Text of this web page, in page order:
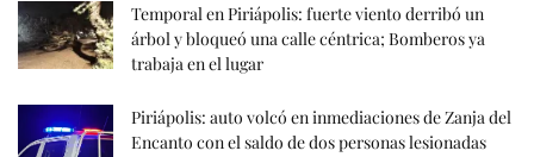
Temporal en Piriápolis: fuerte viento derribó un
árbol y bloqueó una calle céntrica; Bomberos ya
trabaja en el lugar
Piriápolis: auto volcó en inmediaciones de Zanja del
Encanto con el saldo de dos personas lesionadas